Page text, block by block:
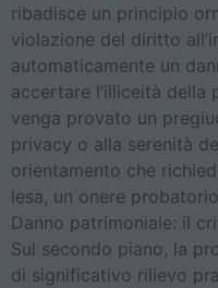
ribadisce un principio
violazione del diritto
automaticamente un
accertare l’illiceità della
venga provato un
privacy o alla serenità
orientamento che
lesa, un onere
Danno patrimoniale: il
Sul secondo piano, la
di significativo rilievo